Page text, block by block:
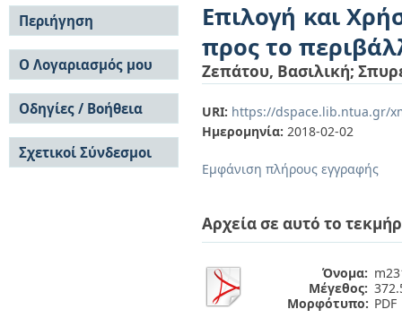
Επιλογή και
προς το
Ζεπάτου, Βασιλική;
URI: https://dspace.lib.ntua.gr/
Ημερομηνία: 2018-02-02
Εμφάνιση πλήρους εγγραφής
Αρχεία σε αυτό το
Όνομα:
Μέγεθος:
Μορφότυπο: PDF
Περιήγηση
Σε όλο το DSpace
Κοινότητες & Συλλογές
Ανά Ημερομηνία
Έκδοσης
Συγγραφείς
Τίτλοι
Θέματα
Ο Λογαριασμός μου
Σύνδεση
Εγγραφή
Οδηγίες / Βοήθεια
Οδηγίες Υποβολής
Οδηγίες Χρήσης ΙΑ
Συχνές Ερωτήσεις
Σχετικοί Σύνδεσμοι